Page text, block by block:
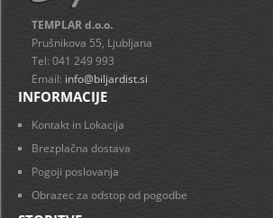
TEMPLAR d.o.o.
Prušnikova 55, Ljubljana
Tel: 041 249 993
Email: info@biljardist.si
INFORMACIJE
Kontakt in Lokacija
Brezplačna dostava
Pogoji poslovanja
Obrazec za odstop od pogodbe